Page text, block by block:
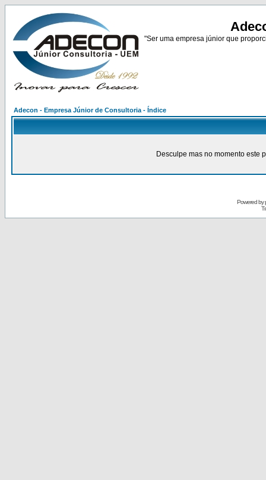
"Ser uma empresa júnior que
Adecon - Empresa Júnior de Consultoria - Índice
Desculpe mas no momento este
Powered by